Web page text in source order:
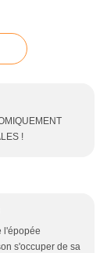
!
l'épopée
s'occuper de sa